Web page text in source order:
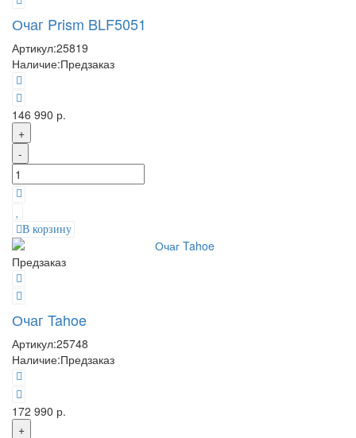
Очаг Prism BLF5051
Артикул:25819
Наличие:Предзаказ
146 990 р.
+
-
В корзину
Предзаказ
Очаг Tahoe
Артикул:25748
Наличие:Предзаказ
172 990 р.
+